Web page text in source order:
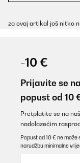
za ovaj artikal još nitko
-10 €
Prijavite se
popust od 10
Pretplatite se na
nadolazećim
Popust od 10 € ne može
narudžbu minimalne